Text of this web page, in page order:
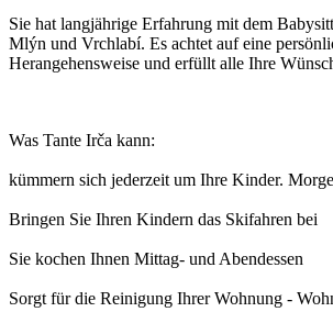
Sie hat langjährige Erfahrung mit dem
Mlýn und Vrchlabí. Es achtet auf eine
Herangehensweise und erfüllt alle Ihre
Was Tante Irča kann:
kümmern sich jederzeit um Ihre Kinder.
Bringen Sie Ihren Kindern das Skifahren bei
Sie kochen Ihnen Mittag- und Abendessen
Sorgt für die Reinigung Ihrer Wohnung -